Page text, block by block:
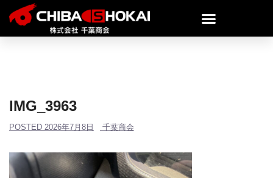
IMG_3963
POSTED 2026年7月8日 千葉商会